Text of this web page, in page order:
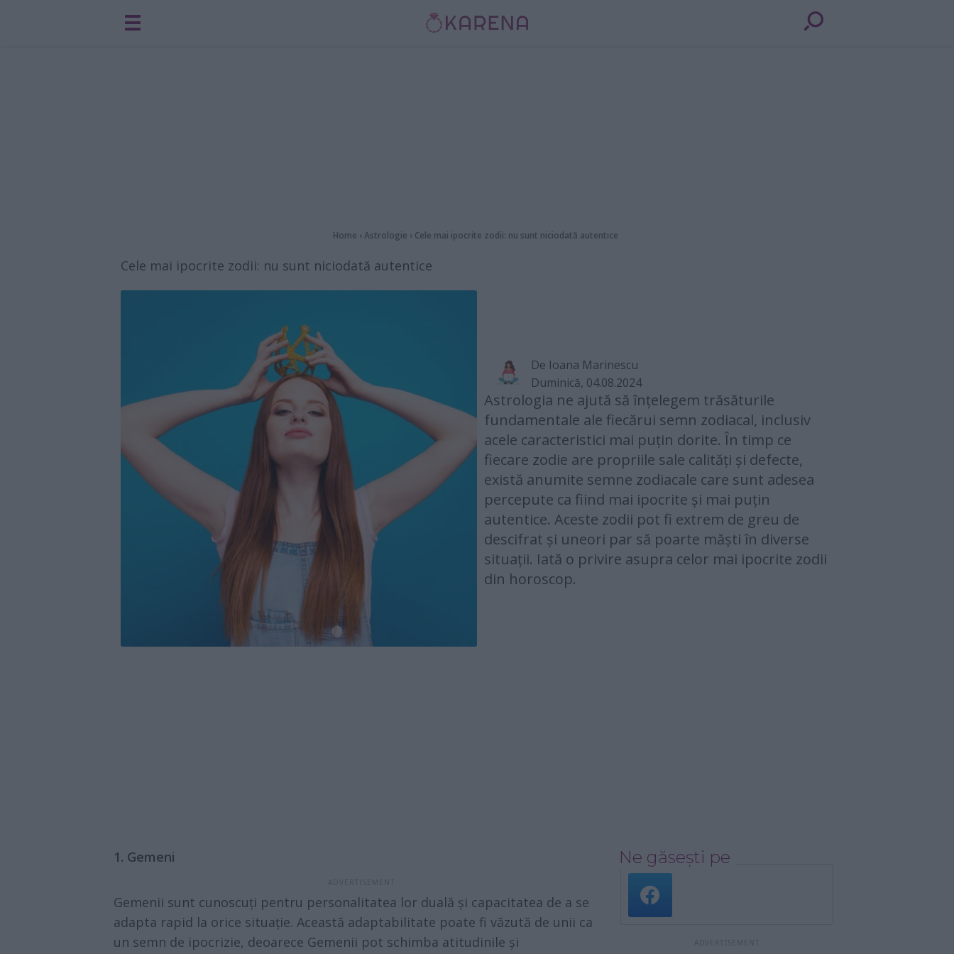
Home ›Astrologie › Cele mai ipocrite zodii: nu sunt niciodată autentice
Cele mai ipocrite zodii: nu sunt niciodată autentice
De Ioana Marinescu
Duminică, 04.08.2024
Astrologia ne ajută să înțelegem trăsăturile
fundamentale ale fiecărui semn zodiacal, inclusiv
acele caracteristici mai puțin dorite. În timp ce
fiecare zodie are propriile sale calități și defecte,
există anumite semne zodiacale care sunt adesea
percepute ca fiind mai ipocrite și mai puțin
autentice. Aceste zodii pot fi extrem de greu de
descifrat și uneori par să poarte măști în diverse
situații. Iată o privire asupra celor mai ipocrite zodii
din horoscop.
1. Gemeni
Gemenii sunt cunoscuți pentru personalitatea lor duală și capacitatea de a se
adapta rapid la orice situație. Această adaptabilitate poate fi văzută de unii ca
un semn de ipocrizie, deoarece Gemenii pot schimba atitudinile și
Ne găsești pe